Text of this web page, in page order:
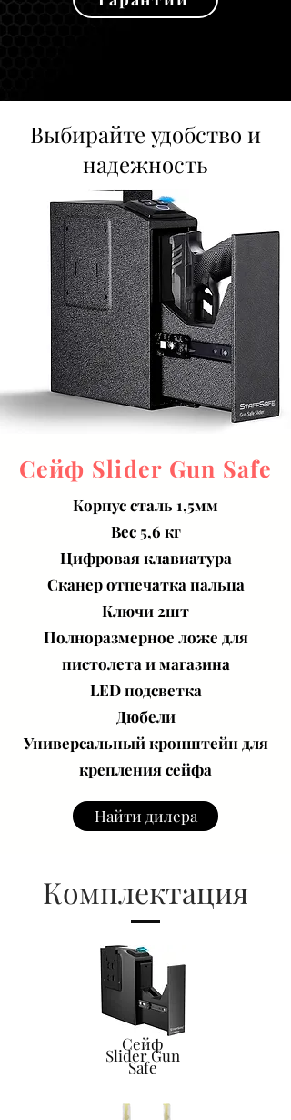
Выбирайте удобство и
надежность
Сейф Slider Gun Safe
Корпус сталь 1,5мм
Вес 5,6 кг
Цифровая клавиатура
Сканер отпечатка пальца
Ключи 2шт
Полноразмерное ложе для
пистолета и магазина
LED подсветка
Дюбели
Универсальный кронштейн для
крепления сейфа
Найти дилера
Комплектация
Сейф
Slider Gun
Safe